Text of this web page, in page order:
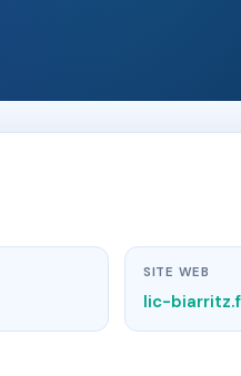
SITE WEB
lic-